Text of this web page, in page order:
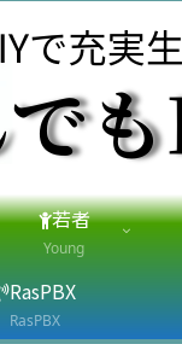
若者
Young
RasPBX
RasPBX